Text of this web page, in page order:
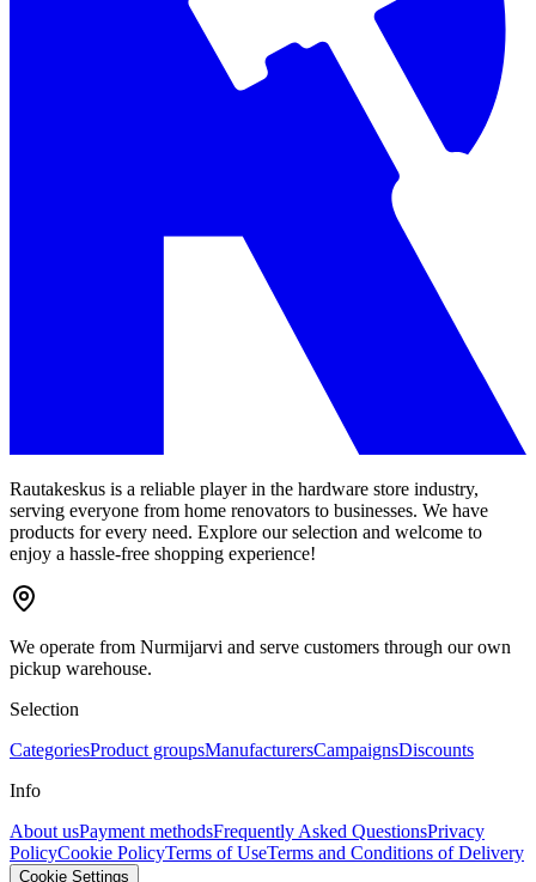
Rautakeskus is a reliable player in the hardware store industry,
serving everyone from home renovators to businesses. We have
products for every need. Explore our selection and welcome to
enjoy a hassle-free shopping experience!
We operate from Nurmijarvi and serve customers through our own
pickup warehouse.
Selection
CategoriesProduct groupsManufacturersCampaignsDiscounts
Info
About usPayment methodsFrequently Asked QuestionsPrivacy
PolicyCookie PolicyTerms of UseTerms and Conditions of Delivery
Cookie Settings